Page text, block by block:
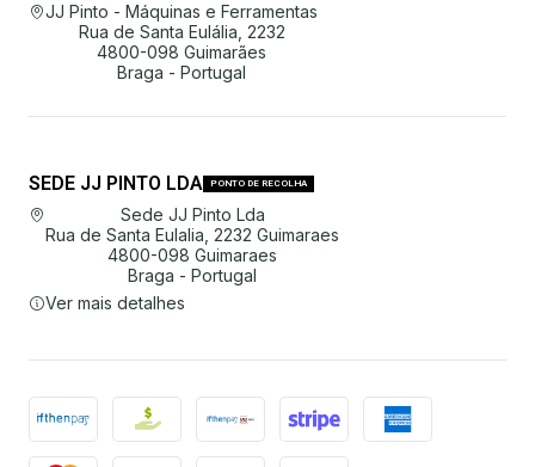
JJ Pinto - Máquinas e Ferramentas
Rua de Santa Eulália, 2232
4800-098 Guimarães
Braga - Portugal
SEDE JJ PINTO LDA PONTO DE RECOLHA
Sede JJ Pinto Lda
Rua de Santa Eulalia, 2232 Guimaraes
4800-098 Guimaraes
Braga - Portugal
Ver mais detalhes